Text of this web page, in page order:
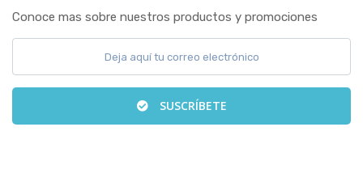
Conoce mas sobre nuestros productos y promociones
SUSCRÍBETE